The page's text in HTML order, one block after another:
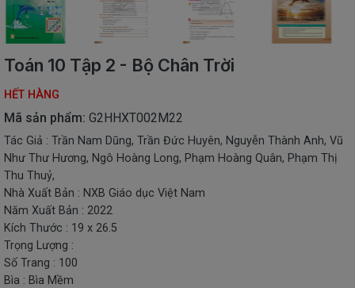
-
ĐỒ
DÙNG
SINH
QUÀ
TẶNG
ĐỒ
CHƠI
THIẾT
BỊ
STEM
Toán 10 Tập 2 - Bộ Chân Trời
HẾT HÀNG
Mã sản phẩm: G2HHXT002M22
Tác Giả : Trần Nam Dũng, Trần Đức Huyên, Nguyễn Thành Anh, Vũ
Như Thư Hương, Ngô Hoàng Long, Phạm Hoàng Quân, Phạm Thị
Thu Thuỷ,
Nhà Xuất Bản : NXB Giáo dục Việt Nam
Năm Xuất Bản : 2022
Kích Thước : 19 x 26.5
Trọng Lượng :
Số Trang : 100
Bìa : Bìa Mềm